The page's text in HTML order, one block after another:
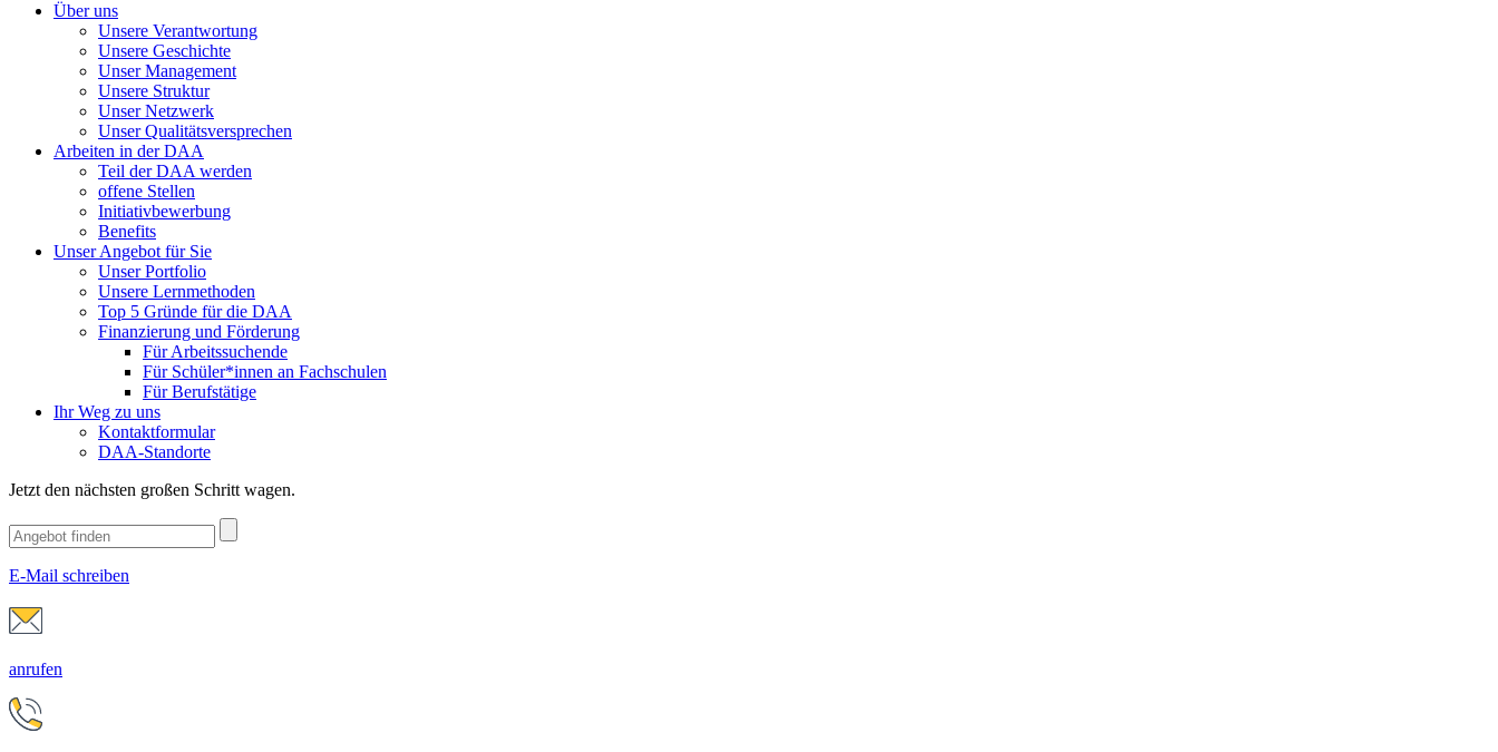
Über uns
Unsere Verantwortung
Unsere Geschichte
Unser Management
Unsere Struktur
Unser Netzwerk
Unser Qualitätsversprechen
Arbeiten in der DAA
Teil der DAA werden
offene Stellen
Initiativbewerbung
Benefits
Unser Angebot für Sie
Unser Portfolio
Unsere Lernmethoden
Top 5 Gründe für die DAA
Finanzierung und Förderung
Für Arbeitssuchende
Für Schüler*innen an Fachschulen
Für Berufstätige
Ihr Weg zu uns
Kontaktformular
DAA-Standorte
Jetzt den nächsten großen Schritt wagen.
E-Mail schreiben
anrufen